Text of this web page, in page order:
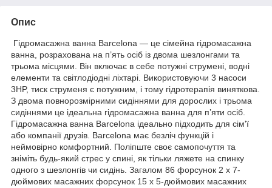
Опис
Гідромасажна ванна Barcelona — це сімейна гідромасажна
ванна, розрахована на п’ять осіб із двома шезлонгами та
трьома місцями. Він включає в себе потужні струмені, водні
елементи та світлодіодні ліхтарі. Використовуючи 3 насоси
3HP, тиск струменя є потужним, і тому гідротерапія виняткова.
З двома повнорозмірними сидіннями для дорослих і трьома
сидіннями це ідеальна гідромасажна ванна для п’яти осіб.
Гідромасажна ванна Barcelona ідеально підходить для сім'ї
або компанії друзів. Barcelona має безліч функцій і
неймовірно комфортний. Поліпште своє самопочуття та
зніміть будь-який стрес у спині, як тільки ляжете на спинку
одного з шезлонгів чи сидінь. Загалом 86 форсунок 2 х 7-
дюймових масажних форсунок 15 х 5-дюймових масажних